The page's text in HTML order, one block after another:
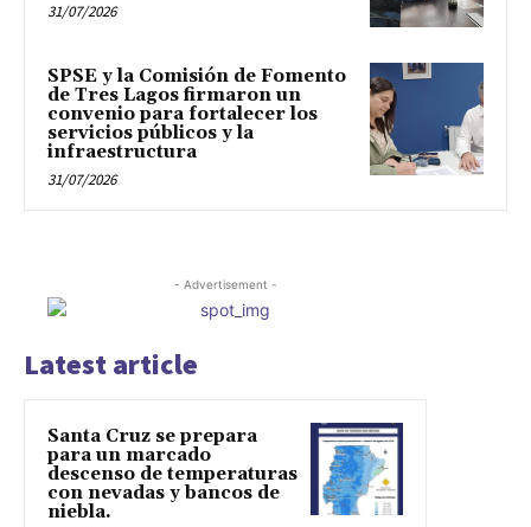
31/07/2026
SPSE y la Comisión de Fomento
de Tres Lagos firmaron un
convenio para fortalecer los
servicios públicos y la
infraestructura
31/07/2026
- Advertisement -
Latest article
Santa Cruz se prepara
para un marcado
descenso de temperaturas
con nevadas y bancos de
niebla.